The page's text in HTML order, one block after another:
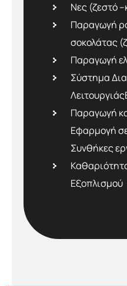
Νες (ζεστό
Παραγωγή
σοκολάτας
Παραγωγή
Σύστημα
Παραγωγή
Εφαρμογή
Συνθήκες
Εξοπλισμού